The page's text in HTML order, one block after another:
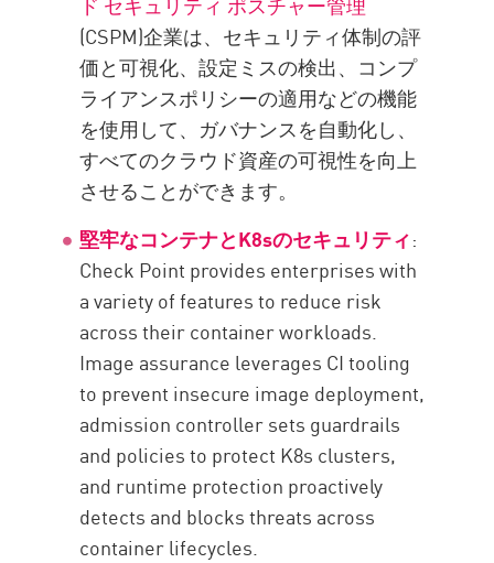
(CSPM)企業は、セキュリティ体制の評
価と可視化、設定ミスの検出、コンプ
ライアンスポリシーの適用などの機能
を使用して、ガバナンスを自動化し、
すべてのクラウド資産の可視性を向上
させることができます。
堅牢なコンテナとK8sのセキュリティ:
Check Point provides enterprises with
a variety of features to reduce risk
across their container workloads.
Image assurance leverages CI tooling
to prevent insecure image deployment,
admission controller sets guardrails
and policies to protect K8s clusters,
and runtime protection proactively
detects and blocks threats across
container lifecycles.